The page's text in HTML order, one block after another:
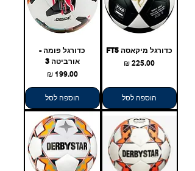
כדורגל מיקאסה FT5
מחיר
הוספה לסל
כדורגל פומה -
אורביטה 3
מחיר‏199.00 ‏₪
הוספה לסל